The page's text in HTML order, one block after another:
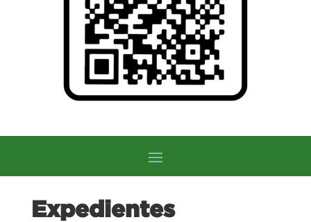
Expedientes